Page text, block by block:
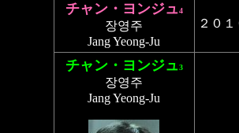
チャン・ヨンジュ4
장영주
Jang Yeong-Ju
２０１
チャン・ヨンジュ3
장영주
Jang Yeong-Ju